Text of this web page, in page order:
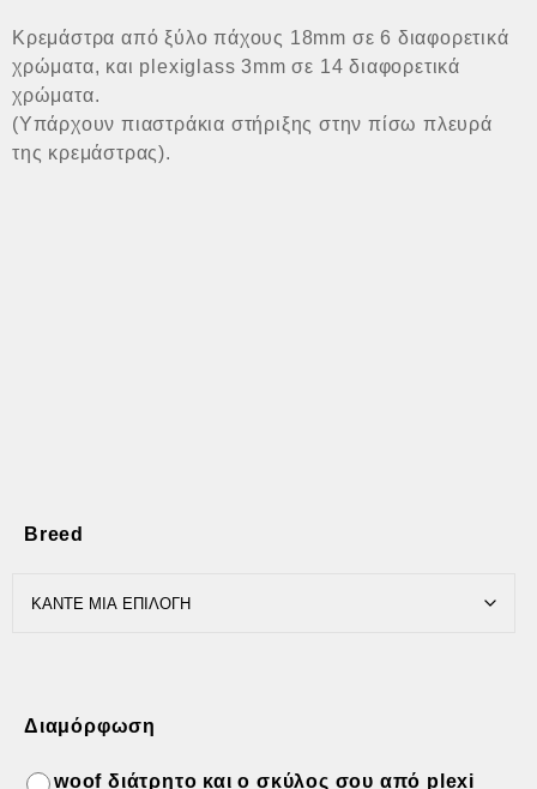
Κρεμάστρα από ξύλο πάχους 18mm σε 6 διαφορετικά
χρώματα, και plexiglass 3mm σε 14 διαφορετικά
χρώματα.
(Υπάρχουν πιαστράκια στήριξης στην πίσω πλευρά
της κρεμάστρας).
Breed
Διαμόρφωση
woof διάτρητο και ο σκύλος σου από plexi